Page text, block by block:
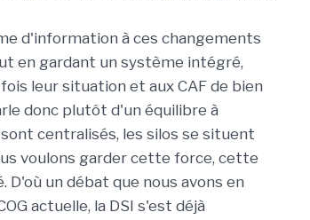
d'information à ces changements
en gardant un système intégré,
leur situation et aux CAF de bien
donc plutôt d'un équilibre à
centralisés, les silos se situent
voulons garder cette force, cette
un débat que nous avons en
actuelle, la DSI s'est déjà